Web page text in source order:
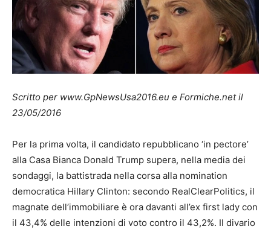
Scritto per www.GpNewsUsa2016.eu e Formiche.net il
23/05/2016
Per la prima volta, il candidato repubblicano ‘in pectore’
alla Casa Bianca Donald Trump supera, nella media dei
sondaggi, la battistrada nella corsa alla nomination
democratica Hillary Clinton: secondo RealClearPolitics, il
magnate dell’immobiliare è ora davanti all’ex first lady con
il 43,4% delle intenzioni di voto contro il 43,2%. Il divario